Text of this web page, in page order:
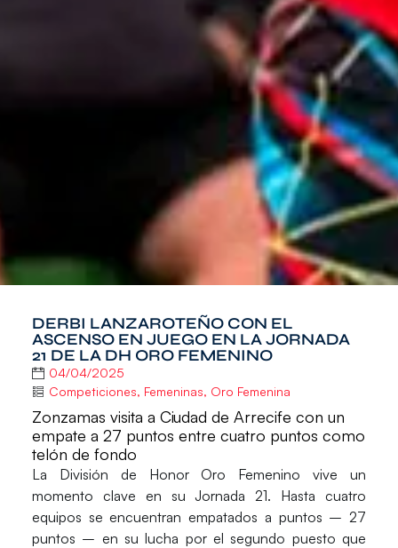
DERBI LANZAROTEÑO CON EL
ASCENSO EN JUEGO EN LA JORNADA
21 DE LA DH ORO FEMENINO
04/04/2025
Competiciones, Femeninas, Oro Femenina
Zonzamas visita a Ciudad de Arrecife con un
empate a 27 puntos entre cuatro puntos como
telón de fondo
La División de Honor Oro Femenino vive un
momento clave en su Jornada 21. Hasta cuatro
equipos se encuentran empatados a puntos – 27
puntos – en su lucha por el segundo puesto que